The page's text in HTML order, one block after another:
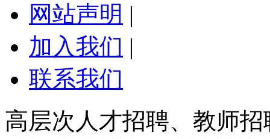
网站声明 |
加入我们 |
联系我们
高层次人才招聘、教师